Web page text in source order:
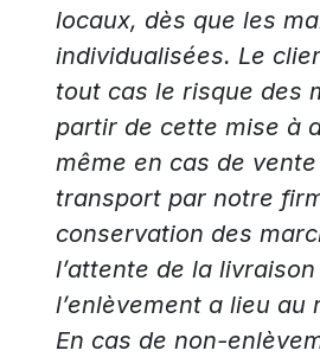
locaux, dès que les
individualisées. Le
tout cas le risque des
partir de cette mise à
même en cas de
transport par notre
conservation des
l’attente de la
l’enlèvement a lieu au
En cas de non-